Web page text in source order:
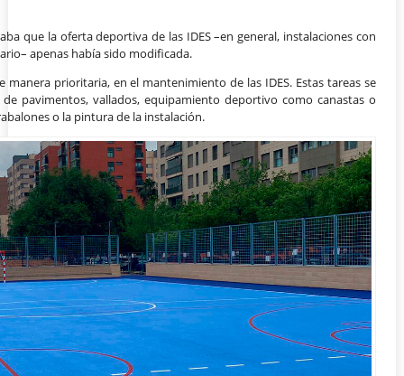
que la oferta deportiva de las IDES –en general, instalaciones con
apenas había sido modificada.
prioritaria, en el mantenimiento de las IDES. Estas tareas se
pavimentos, vallados, equipamiento deportivo como canastas o
o la pintura de la instalación.